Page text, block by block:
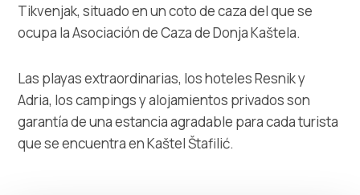
Tikvenjak, situado en un coto de caza del que se
ocupa la Asociación de Caza de Donja Kaštela.
Las playas extraordinarias, los hoteles Resnik y
Adria, los campings y alojamientos privados son
garantía de una estancia agradable para cada turista
que se encuentra en Kaštel Štafilić.